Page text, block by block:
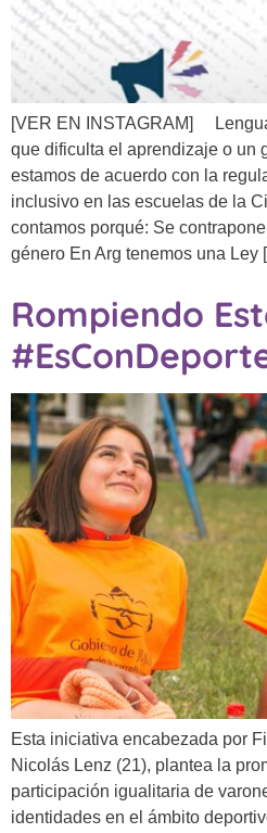
[VER EN INSTAGRAM]
que dificulta el aprendizaje o un
estamos de acuerdo con la
inclusivo en las escuelas de la
contamos porqué: Se
género En Arg tenemos una Ley
Rompiendo
Esta iniciativa encabezada por
Nicolás Lenz (21), plantea la
participación igualitaria de
identidades en el ámbito